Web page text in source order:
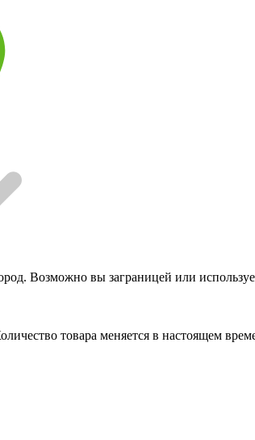
Возможно вы заграницей или
товара меняется в настоящем